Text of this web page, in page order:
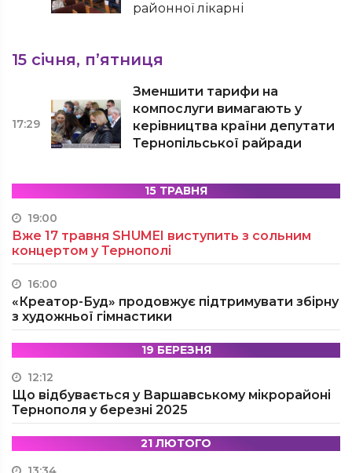
районної лікарні
15 січня, п’ятниця
17:29
Зменшити тарифи на
компослуги вимагають у
керівництва країни депутати
Тернопільської райради
15 ТРАВНЯ
19:00
Вже 17 травня SHUMEI виступить з сольним
концертом у Тернополі
16:00
«Креатор-Буд» продовжує підтримувати збірну
з художньої гімнастики
19 БЕРЕЗНЯ
12:12
Що відбувається у Варшавському мікрорайоні
Тернополя у березні 2025
21 ЛЮТОГО